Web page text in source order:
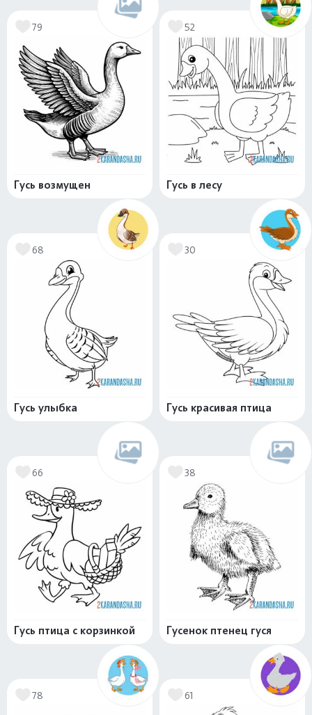
79
Гусь возмущен
52
Гусь в лесу
68
Гусь улыбка
30
Гусь красивая птица
66
Гусь птица с корзинкой
38
Гусенок птенец гуся
78 61